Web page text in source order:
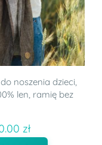
noszenia dzieci,
len, ramię bez
zł